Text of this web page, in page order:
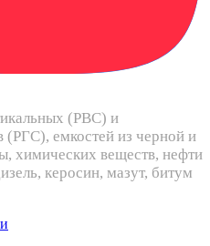
(РВС) и
(РГС), емкостей из черной и
химических веществ, нефти
керосин, мазут, битум